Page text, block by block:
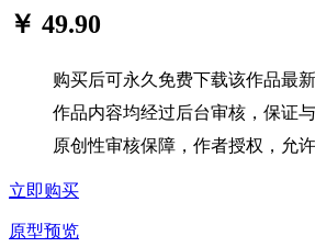
￥ 49.90
购买后可永久免费下载该作品最
作品内容均经过后台审核，保证
原创性审核保障，作者授权，允
立即购买
原型预览